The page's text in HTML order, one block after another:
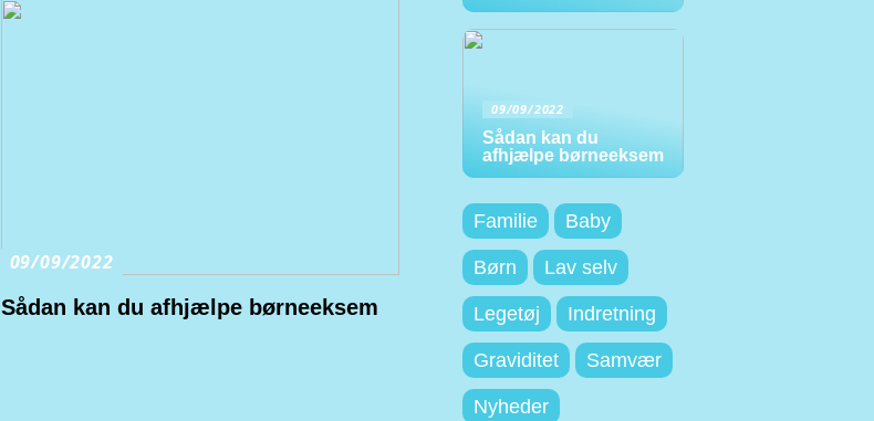
09/09/2022
Sådan kan du afhjælpe børneeksem
09/09/2022
Sådan kan du
afhjælpe børneeksem
Familie Baby
Børn Lav selv
Legetøj Indretning
Graviditet Samvær
Nyheder